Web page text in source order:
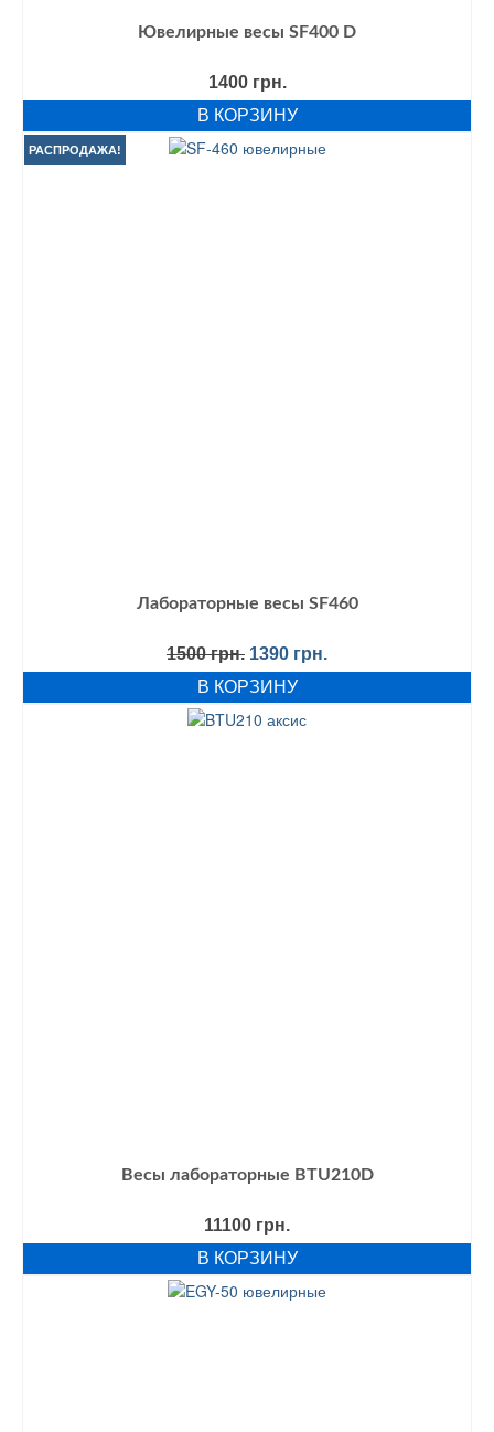
Ювелирные весы SF400 D
1400 грн.
В КОРЗИНУ
РАСПРОДАЖА!
Лабораторные весы SF460
1500грн. Первоначальная
цена
составляла
1500 грн..
1390 грн.Текущая
цена:
В КОРЗИНУ
Весы лабораторные BTU210D
11100 грн.
В КОРЗИНУ